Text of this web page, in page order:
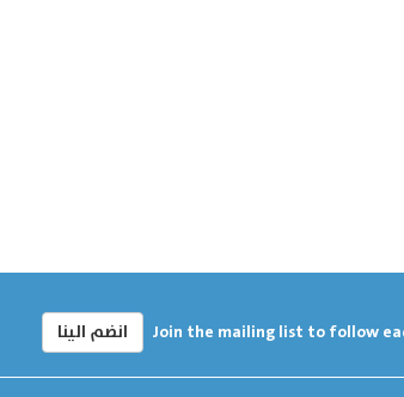
Join the mailing list to follow انضم الينا